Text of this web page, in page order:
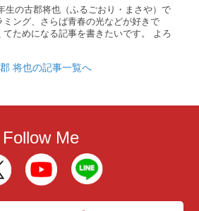
生の古郡将也（ふるごおり・まさや）で
ング、さらば青春の光などが好きで
ためになる記事を書きたいです。 よろ
将也の記事一覧へ
Follow Me